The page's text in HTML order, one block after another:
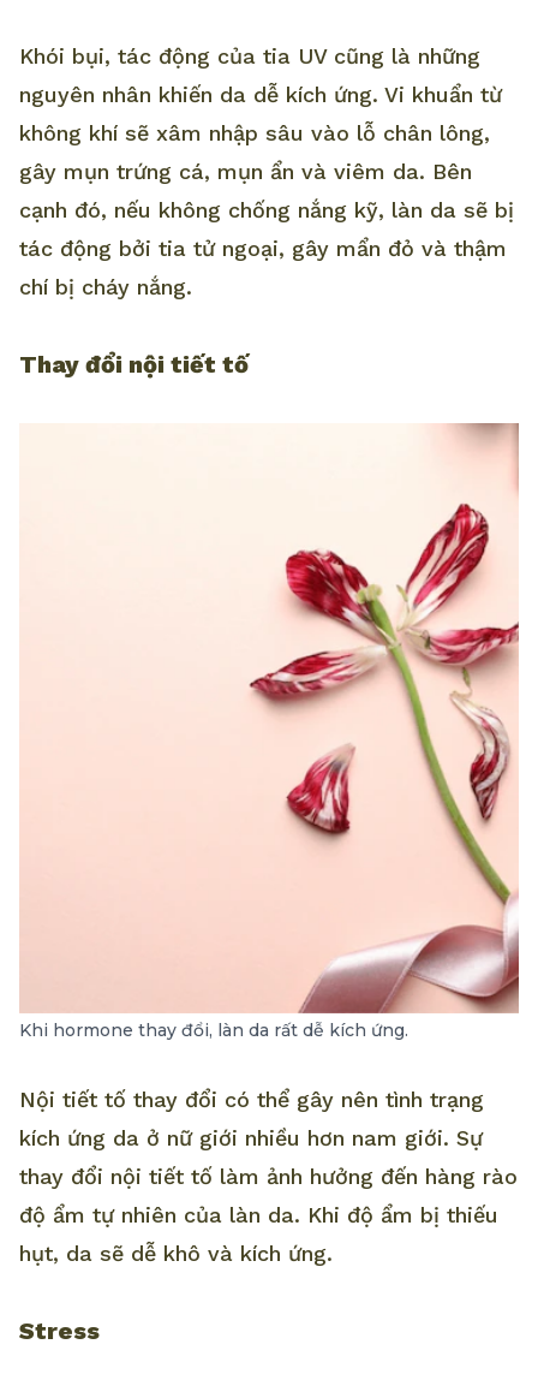
Khói bụi, tác động của tia UV cũng là những
nguyên nhân khiến da dễ kích ứng. Vi khuẩn từ
không khí sẽ xâm nhập sâu vào lỗ chân lông,
gây mụn trứng cá, mụn ẩn và viêm da. Bên
cạnh đó, nếu không chống nắng kỹ, làn da sẽ bị
tác động bởi tia tử ngoại, gây mẩn đỏ và thậm
chí bị cháy nắng.
Thay đổi nội tiết tố
Khi hormone thay đổi, làn da rất dễ kích ứng.
Nội tiết tố thay đổi có thể gây nên tình trạng
kích ứng da ở nữ giới nhiều hơn nam giới. Sự
thay đổi nội tiết tố làm ảnh hưởng đến hàng rào
độ ẩm tự nhiên của làn da. Khi độ ẩm bị thiếu
hụt, da sẽ dễ khô và kích ứng.
Stress